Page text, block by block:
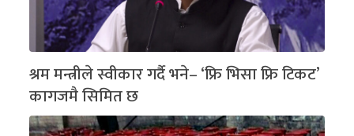
श्रम मन्त्रीले स्वीकार गर्दै भने– ‘फ्रि भिसा फ्रि टिकट’
कागजमै सिमित छ